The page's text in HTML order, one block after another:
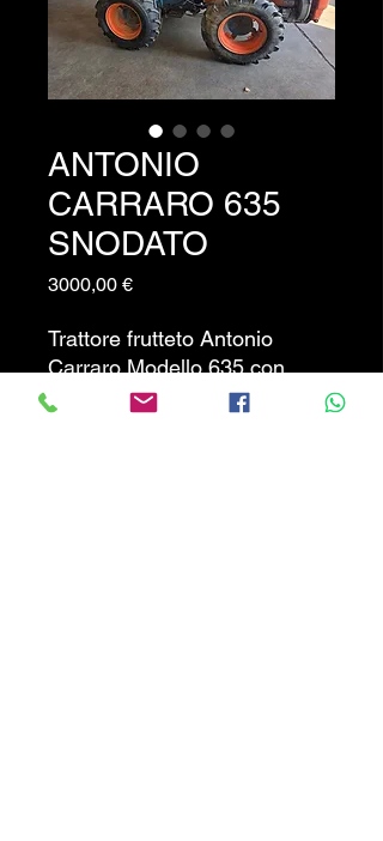
ANTONIO
CARRARO 635
SNODATO
3000,00 €Prezzo
Trattore frutteto Antonio
Carraro Modello 635 con
motore bicilindrico Ruggerini